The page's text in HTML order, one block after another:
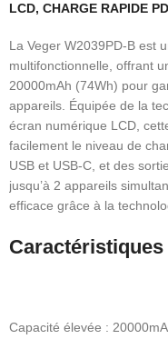
LCD, CHARGE RAPIDE
La Veger W2039PD-B est
multifonctionnelle, offrant
20000mAh (74Wh) pour
appareils. Équipée de la
écran numérique LCD,
facilement le niveau de
USB et USB-C, et des
jusqu’à 2 appareils
efficace grâce à la
Capacité élevée :